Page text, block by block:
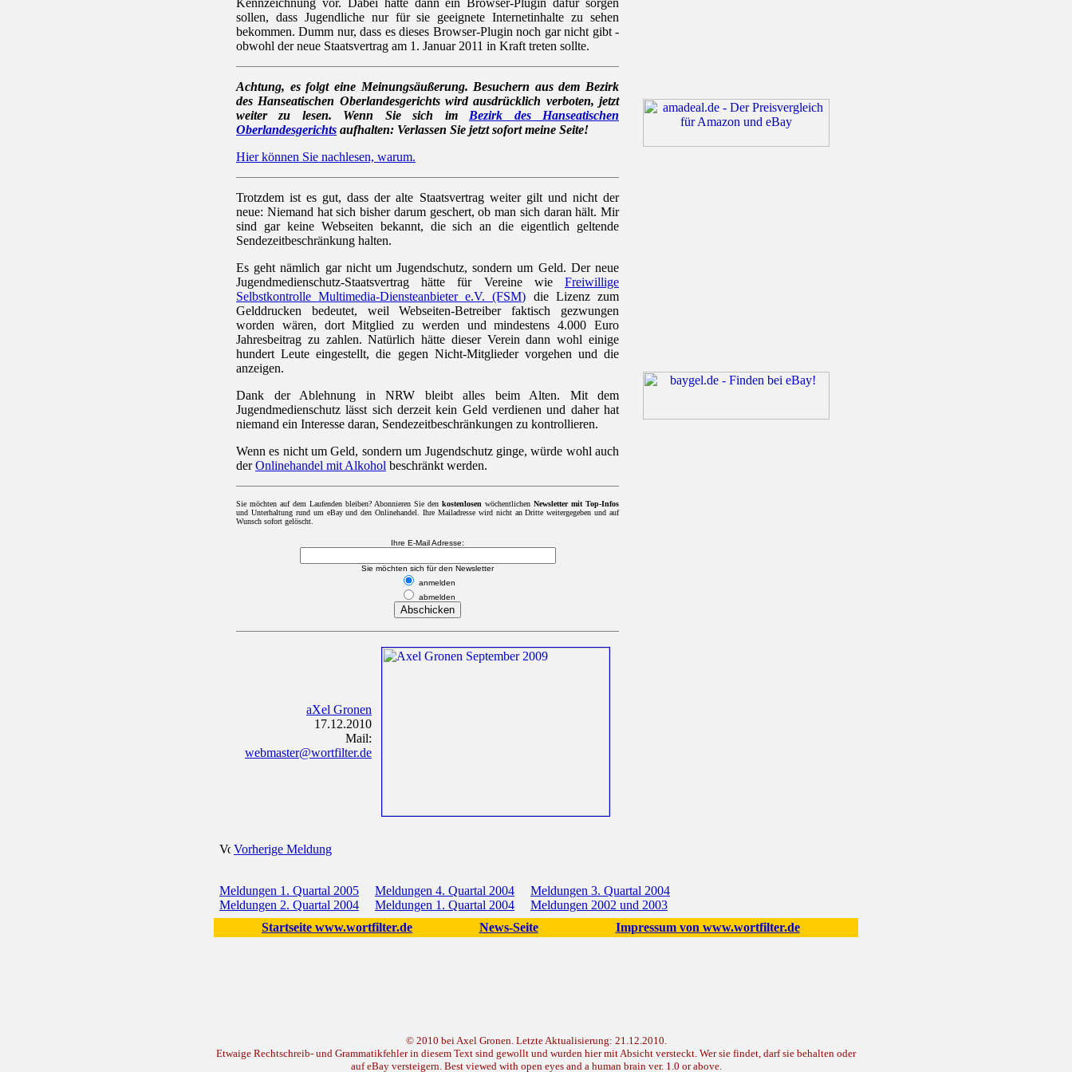
Kennzeichnung vor. Dabei hätte dann ein Browser-Plugin dafür sorgen
sollen, dass Jugendliche nur für sie geeignete Internetinhalte zu sehen
bekommen. Dumm nur, dass es dieses Browser-Plugin noch gar nicht gibt -
obwohl der neue Staatsvertrag am 1. Januar 2011 in Kraft treten sollte.
Achtung, es folgt eine Meinungsäußerung. Besuchern aus dem Bezirk
des Hanseatischen Oberlandesgerichts wird ausdrücklich verboten, jetzt
weiter zu lesen. Wenn Sie sich imBezirk des Hanseatischen
Oberlandesgerichts aufhalten: Verlassen Sie jetzt sofort meine Seite!
Hier können Sie nachlesen, warum.
Trotzdem ist es gut, dass der alte Staatsvertrag weiter gilt und nicht der
neue: Niemand hat sich bisher darum geschert, ob man sich daran hält. Mir
sind gar keine Webseiten bekannt, die sich an die eigentlich geltende
Sendezeitbeschränkung halten.
Es geht nämlich gar nicht um Jugendschutz, sondern um Geld. Der neue
Jugendmedienschutz-Staatsvertrag hätte für Vereine wie Freiwillige
Selbstkontrolle Multimedia-Diensteanbieter e.V. (FSM) die Lizenz zum
Gelddrucken bedeutet, weil Webseiten-Betreiber faktisch gezwungen
worden wären, dort Mitglied zu werden und mindestens 4.000 Euro
Jahresbeitrag zu zahlen. Natürlich hätte dieser Verein dann wohl einige
hundert Leute eingestellt, die gegen Nicht-Mitglieder vorgehen und die
anzeigen.
Dank der Ablehnung in NRW bleibt alles beim Alten. Mit dem
Jugendmedienschutz lässt sich derzeit kein Geld verdienen und daher hat
niemand ein Interesse daran, Sendezeitbeschränkungen zu kontrollieren.
Wenn es nicht um Geld, sondern um Jugendschutz ginge, würde wohl auch
derOnlinehandel mit Alkohol beschränkt werden.
Sie möchten auf dem Laufenden bleiben? Abonnieren Sie den kostenlosen wöchentlichen Newsletter mit Top-Infos
und Unterhaltung rund um eBay und den Onlinehandel. Ihre Mailadresse wird nicht an Dritte weitergegeben und auf
Wunsch sofort gelöscht.
Ihre E-Mail Adresse:
Sie möchten sich für den Newsletter
anmelden
abmelden
aXel Gronen
17.12.2010
Mail:
webmaster@wortfilter.de
Vorherige Meldung
Meldungen 1. Quartal 2005 Meldungen 4. Quartal 2004
Meldungen 3. Quartal 2004
Meldungen 2. Quartal 2004
Meldungen 1. Quartal 2004
Meldungen 2002 und 2003
Startseite www.wortfilter.de
News-Seite Impressum von www.wortfilter.de
© 2010 bei Axel Gronen. Letzte Aktualisierung: 21.12.2010.
Etwaige Rechtschreib- und Grammatikfehler in diesem Text sind gewollt und wurden hier mit Absicht versteckt. Wer sie findet, darf sie behalten oder
auf eBay versteigern. Best viewed with open eyes and a human brain ver. 1.0 or above.